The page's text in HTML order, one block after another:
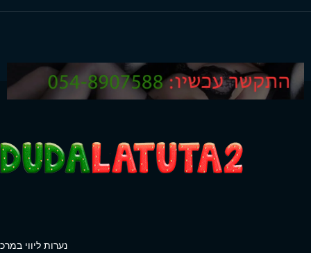
נערות ליווי